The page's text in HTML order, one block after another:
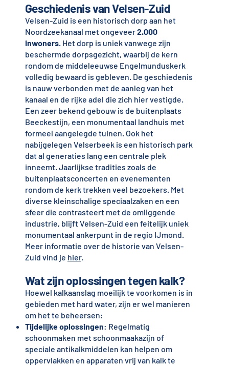
Geschiedenis van Velsen-Zuid
Velsen-Zuid is een historisch dorp aan het
Noordzeekanaal met ongeveer2.000
inwoners. Het dorp is uniek vanwege zijn
beschermde dorpsgezicht, waarbij de kern
rondom de middeleeuwse Engelmunduskerk
volledig bewaard is gebleven. De geschiedenis
is nauw verbonden met de aanleg van het
kanaal en de rijke adel die zich hier vestigde.
Een zeer bekend gebouw is de buitenplaats
Beeckestijn, een monumentaal landhuis met
formeel aangelegde tuinen. Ook het
nabijgelegen Velserbeek is een historisch park
dat al generaties lang een centrale plek
inneemt. Jaarlijkse tradities zoals de
buitenplaatsconcerten en evenementen
rondom de kerk trekken veel bezoekers. Met
diverse kleinschalige speciaalzaken en een
sfeer die contrasteert met de omliggende
industrie, blijft Velsen-Zuid een feitelijk uniek
monumentaal ankerpunt in de regio IJmond.
Meer informatie over de historie van Velsen-
Zuid vind je hier.
Wat zijn oplossingen tegen kalk?
Hoewel kalkaanslag moeilijk te voorkomen is in
gebieden met hard water, zijn er wel manieren
om het te beheersen:
Tijdelijke oplossingen: Regelmatig
schoonmaken met schoonmaakazijn of
speciale antikalkmiddelen kan helpen om
oppervlakken en apparaten vrij van kalk te